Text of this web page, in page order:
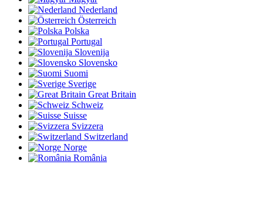
Nederland
Österreich
Polska
Portugal
Slovenija
Slovensko
Suomi
Sverige
Great Britain
Schweiz
Suisse
Svizzera
Switzerland
Norge
România